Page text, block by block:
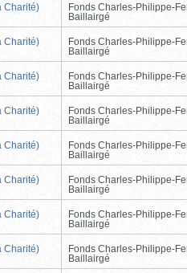
Charité)
Fonds Charles-Philippe-
Baillairgé
Charité)
Fonds Charles-Philippe-
Baillairgé
Charité)
Fonds Charles-Philippe-
Baillairgé
Charité)
Fonds Charles-Philippe-
Baillairgé
Charité)
Fonds Charles-Philippe-
Baillairgé
Charité)
Fonds Charles-Philippe-
Baillairgé
Charité)
Fonds Charles-Philippe-
Baillairgé
Charité)
Fonds Charles-Philippe-
Baillairgé